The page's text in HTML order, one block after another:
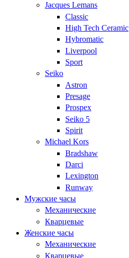
Jacques Lemans
Classic
High Tech Ceramic
Hybromatic
Liverpool
Sport
Seiko
Astron
Presage
Prospex
Seiko 5
Spirit
Michael Kors
Bradshaw
Darci
Lexington
Runway
Мужские часы
Механические
Кварцевые
Женские часы
Механические
Кварцевые